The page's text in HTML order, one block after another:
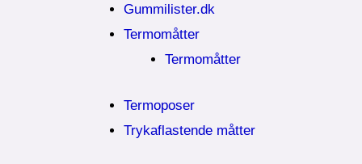
Gummilister.dk
Termomåtter
Termomåtter
Termoposer
Trykaflastende måtter